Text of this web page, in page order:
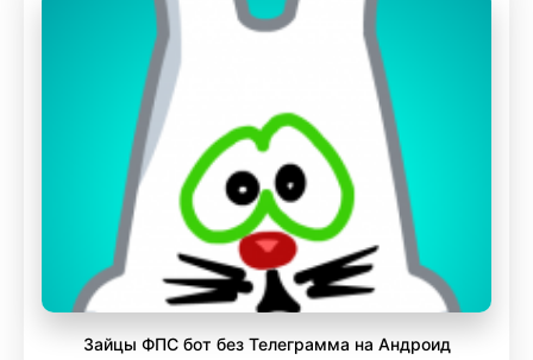
Зайцы ФПС бот без Телеграмма на Андроид